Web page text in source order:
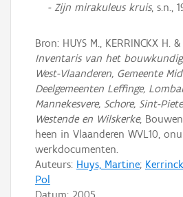
- Zijn mirakuleus kruis, s.n.,
Bron: HUYS M., KERRINCKX H.
Inventaris van het
West-Vlaanderen, Gemeente
Deelgemeenten Leffinge,
Mannekesvere, Schore, Sint-
Westende en Wilskerke,
heen in Vlaanderen WVL10,
werkdocumenten.
Auteurs: Huys, Martine;
Pol